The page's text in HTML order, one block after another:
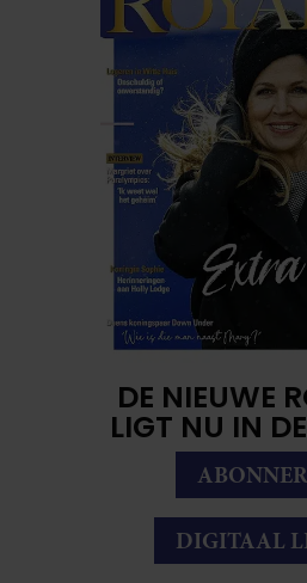
DE NIEUWE
LIGT NU IN
DIGITAAL